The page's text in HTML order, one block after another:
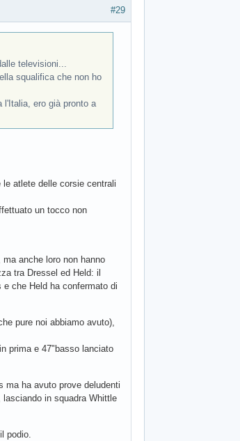
#29
televisioni...
squalifica che non ho
l'Italia, ero già pronto a
atlete delle corsie centrali
un tocco non
anche loro non hanno
tra Dressel ed Held: il
che Held ha confermato di
pure noi abbiamo avuto),
prima e 47"basso lanciato
ma ha avuto prove deludenti
in squadra Whittle
podio.